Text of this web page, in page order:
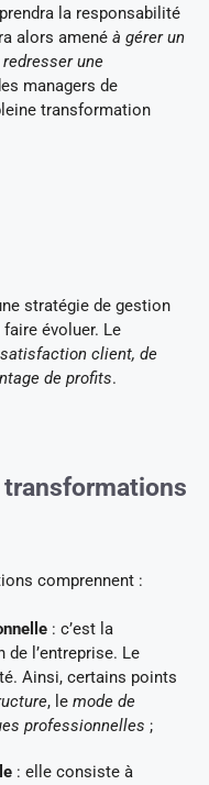
la responsabilité
alors amené à gérer un
une
managers de
transformation
stratégie de gestion
évoluer. Le
client, de
de profits.
comprennent :
: c’est la
de l’entreprise. Le
Ainsi, certains points
, le mode de
professionnelles ;
: elle consiste à